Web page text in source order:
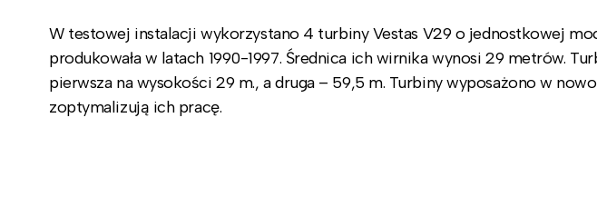
W testowej instalacji wykorzystano 4 turbiny Vestas V29 o jednostkowej
produkowała w latach 1990-1997. Średnica ich wirnika wynosi 29 metrów.
pierwsza na wysokości 29 m., a druga – 59,5 m. Turbiny wyposażono w
zoptymalizują ich pracę.